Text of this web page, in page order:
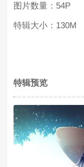
图片数量：54P
特辑大小：130M
特辑预览